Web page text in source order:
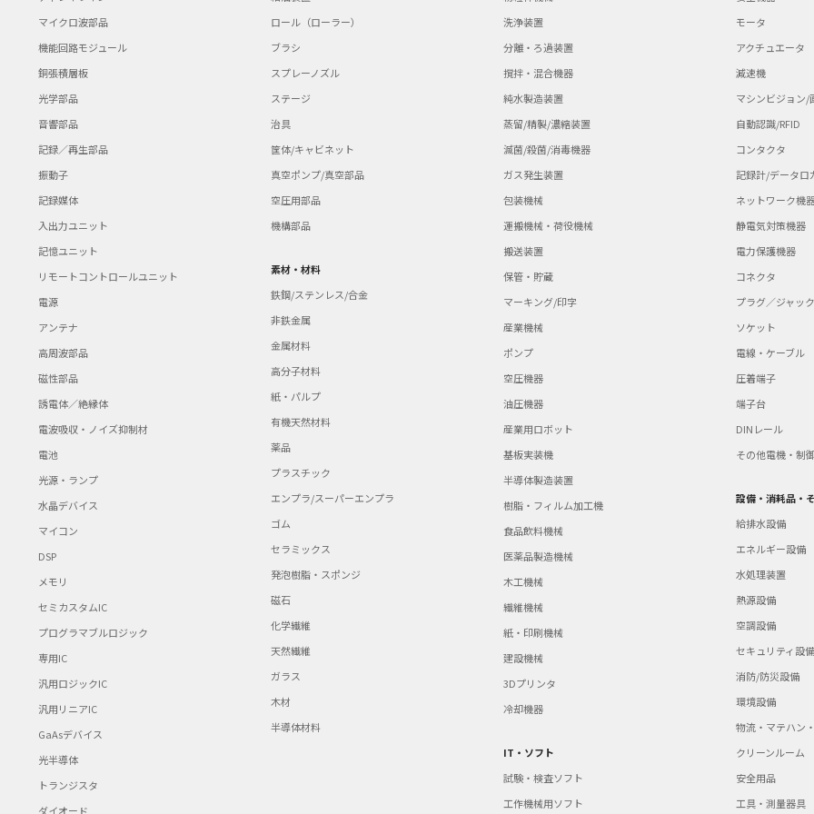
マイクロ波部品
機能回路モジュール
銅張積層板
光学部品
音響部品
記録／再生部品
振動子
記録媒体
入出力ユニット
記憶ユニット
リモートコントロールユニット
電源
アンテナ
高周波部品
磁性部品
誘電体／絶縁体
電波吸収・ノイズ抑制材
電池
光源・ランプ
水晶デバイス
マイコン
DSP
メモリ
セミカスタムIC
プログラマブルロジック
専用IC
汎用ロジックIC
汎用リニアIC
GaAsデバイス
光半導体
トランジスタ
ダイオード
ロール（ローラー）
ブラシ
スプレーノズル
ステージ
治具
筐体/キャビネット
真空ポンプ/真空部品
空圧用部品
機構部品
素材・材料
鉄鋼/ステンレス/合金
非鉄金属
金属材料
高分子材料
紙・パルプ
有機天然材料
薬品
プラスチック
エンプラ/スーパーエンプラ
ゴム
セラミックス
発泡樹脂・スポンジ
磁石
化学繊維
天然繊維
ガラス
木材
半導体材料
洗浄装置
分離・ろ過装置
撹拌・混合機器
純水製造装置
蒸留/精製/濃縮装置
滅菌/殺菌/消毒機器
ガス発生装置
包装機械
運搬機械・荷役機械
搬送装置
保管・貯蔵
マーキング/印字
産業機械
ポンプ
空圧機器
油圧機器
産業用ロボット
基板実装機
半導体製造装置
樹脂・フィルム加工機
食品飲料機械
医薬品製造機械
木工機械
繊維機械
紙・印刷機械
建設機械
3Dプリンタ
冷却機器
IT・ソフト
試験・検査ソフト
工作機械用ソフト
モータ
アクチュエータ
減速機
マシンビジョン/
自動認識/RFID
コンタクタ
記録計/データロ
ネットワーク機
静電気対策機器
電力保護機器
コネクタ
プラグ／ジャック
ソケット
電線・ケーブル
圧着端子
端子台
DINレール
その他電機・制御
設備・消耗品・
給排水設備
エネルギー設備
水処理装置
熱源設備
空調設備
セキュリティ設備
消防/防災設備
環境設備
物流・マテハン
クリーンルーム
安全用品
工具・測量器具